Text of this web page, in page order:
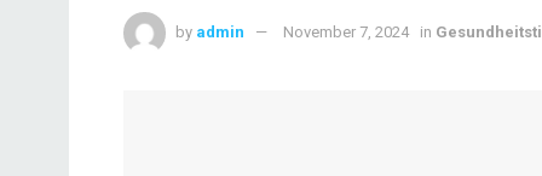
by admin November 7, 2024 in